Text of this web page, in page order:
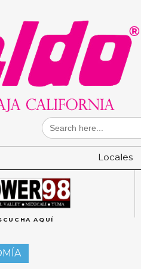
Search
for:
Locales
AQUÍ